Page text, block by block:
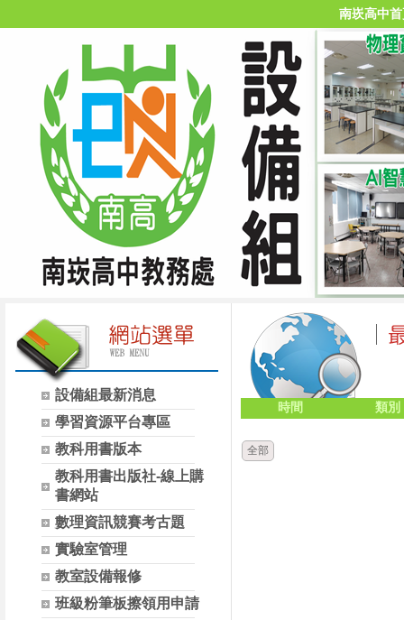
南崁高中
設備組最新消息
學習資源平台專區
教科用書版本
教科用書出版社-線上購
書網站
數理資訊競賽考古題
實驗室管理
教室設備報修
班級粉筆板擦領用申請
時間 類別
全部